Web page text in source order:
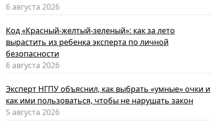
6 августа 2026
Код «Красный-желтый-зеленый»: как за лето
вырастить из ребенка эксперта по личной
безопасности
6 августа 2026
Эксперт НГПУ объяснил, как выбрать «умные» очки и
как ими пользоваться, чтобы не нарушать закон
5 августа 2026